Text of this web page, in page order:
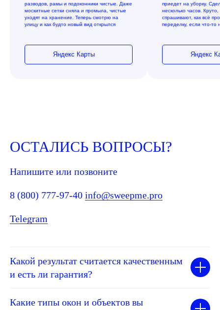
разводов, рамы и подоконники чистые. Даже
москитные сетки сняла и промыла, чистые
уходят на хранение. Теперь смотрю на
улицу и как будто новый вид открылся
Яндекс Карты
приедет на уборку.
несколько часов.
спрашивают, как всё
переделку, если что-то
Яндекс
ОСТАЛИСЬ ВОПРОСЫ?
Напишите или позвоните
8 (800) 777-97-40 info@sweepme.pro
Telegram
Какой результат считается качественным
и есть ли гарантия?
Какие типы окон и объектов вы